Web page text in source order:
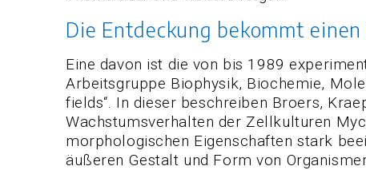
Die Entdeckung bekommt einen
Eine davon ist die von bis 1989
Arbeitsgruppe Biophysik, Biochemie,
fields“. In dieser beschreiben Broers,
Wachstumsverhalten der Zellkulturen
morphologischen Eigenschaften stark
äußeren Gestalt und Form von